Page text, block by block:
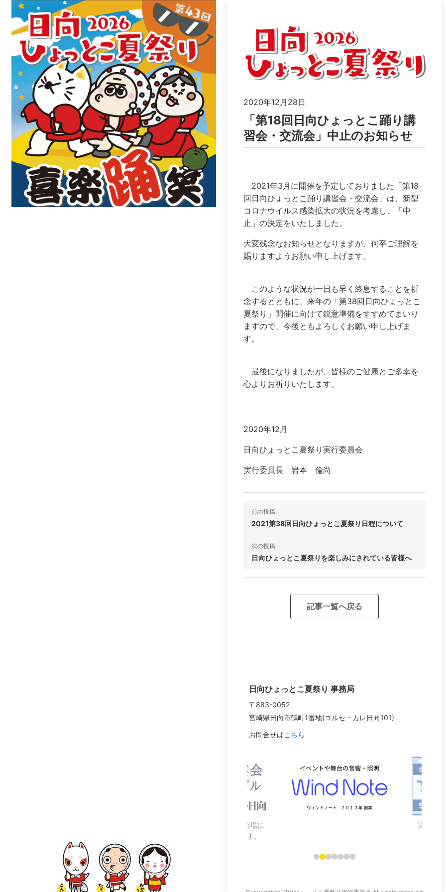
2020年12月28日
「第18回日向ひょっとこ踊り講
習会・交流会」中止のお知らせ
2021年3月に開催を予定しておりました「第18
回日向ひょっとこ踊り講習会・交流会」は、新型
コロナウイルス感染拡大の状況を考慮し、「中
止」の決定をいたしました。
大変残念なお知らせとなりますが、何卒ご理解を
賜りますようお願い申し上げます。
このような状況が一日も早く終息することを祈
念するとともに、来年の「第38回日向ひょっとこ
夏祭り」開催に向けて鋭意準備をすすめてまいり
ますので、今後ともよろしくお願い申し上げま
す。
最後になりましたが、皆様のご健康とご多幸を
心よりお祈りいたします。
2020年12月
日向ひょっとこ夏祭り実行委員会
実行委員長 岩本 倫尚
投
稿
ナ
ビ
前の投稿:
2021第38回日向ひょっとこ夏祭り日程について
次の投稿:
日向ひょっとこ夏祭りを楽しみにされている皆様へ
記事一覧へ戻る
日向ひょっとこ夏祭り 事務局
〒883-0052
宮崎県日向市鶴町1番地(コルセ・カレ日向101)
お問合せはこちら
ホテル、婚礼、宴会業、多彩な会場に
て様々なご要望に対応いたします。
宮崎県